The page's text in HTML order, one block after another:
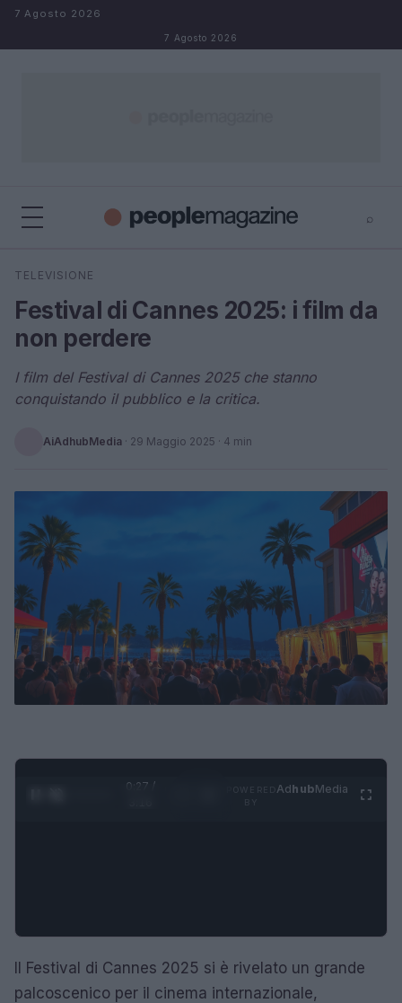
Salta al contenuto
7 Agosto 2026
7 Agosto 2026
⌕
Cerca
TELEVISIONE
Festival di Cannes 2025: i film da
non perdere
I film del Festival di Cannes 2025 che stanno
conquistando il pubblico e la critica.
AiAdhubMedia · 29 Maggio 2025 · 4 min
0:28 /
AdhubMedia
Il Festival di Cannes 2025 si è rivelato un grande
palcoscenico per il cinema internazionale,